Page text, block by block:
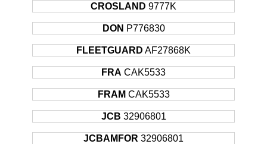
CROSLAND 9777K
DON P776830
FLEETGUARD AF27868K
FRA CAK5533
FRAM CAK5533
JCB 32906801
JCBAMFOR 32906801